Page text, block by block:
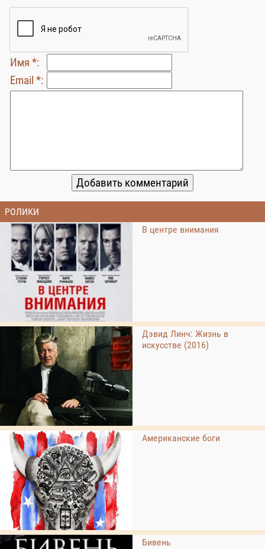
Имя *:
Email *:
РОЛИКИ
В центре внимания
Дэвид Линч: Жизнь в
искусстве (2016)
Американские боги
Бивень